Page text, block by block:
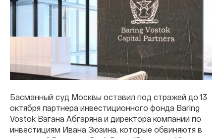
Басманный суд Москвы оставил под стражей до 13
октября партнера инвестиционного фонда Baring
Vostok Вагана Абгаряна и директора компании по
инвестициям Ивана Зюзина, которые обвиняютя в